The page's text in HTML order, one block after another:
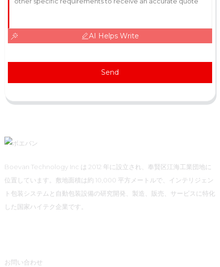
AI Helps Write
Send
Boevan Technology Inc は 2012 年に設立され、奉賢区江海工業団地に
位置しています。敷地面積は約 10,000 平方メートルで、インテリジェン
ト包装システムと自動包装設備の研究開発、製造、販売、サービスに特化
した国家ハイテク企業です。
お問い合わせ